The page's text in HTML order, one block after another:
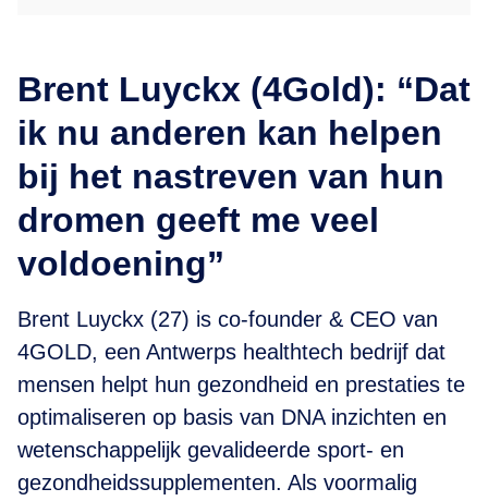
Brent Luyckx (4Gold): “Dat
ik nu anderen kan helpen
bij het nastreven van hun
dromen geeft me veel
voldoening”
Brent Luyckx (27) is co-founder & CEO van
4GOLD, een Antwerps healthtech bedrijf dat
mensen helpt hun gezondheid en prestaties te
optimaliseren op basis van DNA inzichten en
wetenschappelijk gevalideerde sport- en
gezondheidssupplementen. Als voormalig